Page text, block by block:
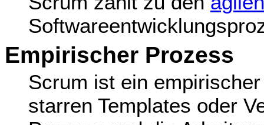
Empirischer Prozess
Scrum ist ein
starren Templates oder